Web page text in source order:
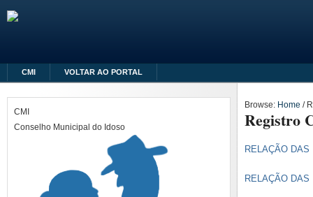
CMI VOLTAR AO PORTAL
Browse: Home /
Registro
RELAÇÃO
RELAÇÃO
CMI
Conselho Municipal do Idoso